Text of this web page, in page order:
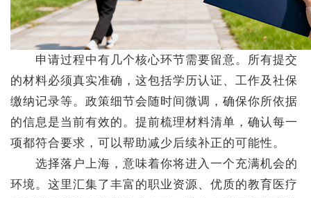
申请过程中有几个核心环节需要留意。所有提交
的材料必须真实准确，这包括学历认证、工作及社保
缴纳记录等。政策细节会随时间微调，确保你所依据
的信息是当前有效的。提前梳理材料清单，确认每一
项都符合要求，可以帮助减少后续补正的可能性。
选择落户上海，意味着你将进入一个充满机会的
环境。这里汇集了丰富的职业资源、优质的教育医疗